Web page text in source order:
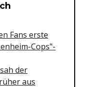
Fans erste
Cops"-
der
aus